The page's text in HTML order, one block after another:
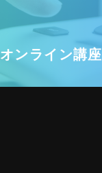
オンライン講座